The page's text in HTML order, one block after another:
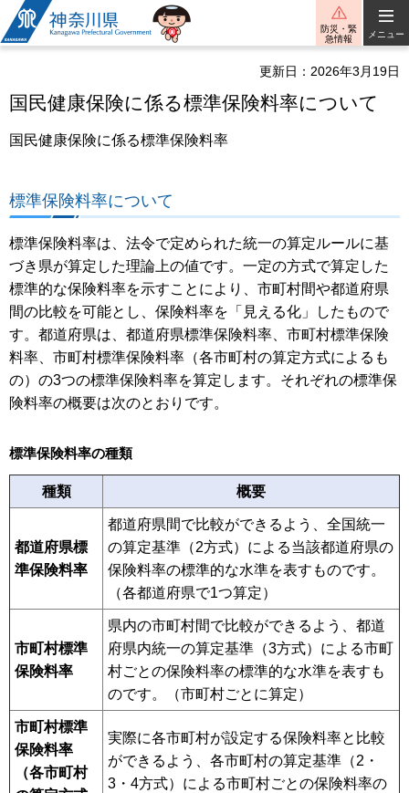
神奈川県
防災・緊
急情報
メニュー
更新日：2026年3月19日
国民健康保険に係る標準保険料率について
国民健康保険に係る標準保険料率
標準保険料率について
標準保険料率は、法令で定められた統一の算定ルールに基
づき県が算定した理論上の値です。一定の方式で算定した
標準的な保険料率を示すことにより、市町村間や都道府県
間の比較を可能とし、保険料率を「見える化」したもので
す。都道府県は、都道府県標準保険料率、市町村標準保険
料率、市町村標準保険料率（各市町村の算定方式によるも
の）の3つの標準保険料率を算定します。それぞれの標準保
険料率の概要は次のとおりです。
標準保険料率の種類
種類 概要
都道府県標
準保険料率
都道府県間で比較ができるよう、全国統一
の算定基準（2方式）による当該都道府県の
保険料率の標準的な水準を表すものです。
（各都道府県で1つ算定）
市町村標準
保険料率
県内の市町村間で比較ができるよう、都道
府県内統一の算定基準（3方式）による市町
村ごとの保険料率の標準的な水準を表すも
のです。（市町村ごとに算定）
市町村標準
保険料率
（各市町村
実際に各市町村が設定する保険料率と比較
ができるよう、各市町村の算定基準（2・
3・4方式）による市町村ごとの保険料率の